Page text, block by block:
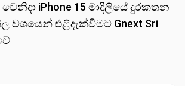
iPhone 15 මාදිලියේ දුරකත​න
වශයෙන් එළිදැක්වීමට Gnext Sri